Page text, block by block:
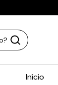
Início